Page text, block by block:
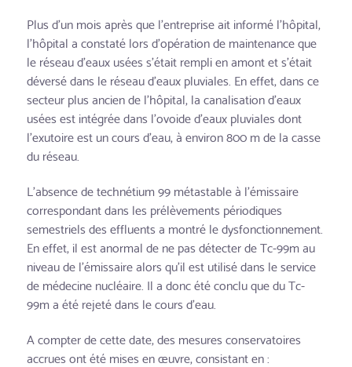
Plus d'un mois après que l'entreprise ait informé l'hôpital,
l'hôpital a constaté lors d'opération de maintenance que
le réseau d'eaux usées s'était rempli en amont et s'était
déversé dans le réseau d'eaux pluviales. En effet, dans ce
secteur plus ancien de l'hôpital, la canalisation d'eaux
usées est intégrée dans l'ovoïde d'eaux pluviales dont
l'exutoire est un cours d'eau, à environ 800 m de la casse
du réseau.
L'absence de technétium 99 métastable à l'émissaire
correspondant dans les prélèvements périodiques
semestriels des effluents a montré le dysfonctionnement.
En effet, il est anormal de ne pas détecter de Tc-99m au
niveau de l'émissaire alors qu'il est utilisé dans le service
de médecine nucléaire. Il a donc été conclu que du Tc-
99m a été rejeté dans le cours d'eau.
A compter de cette date, des mesures conservatoires
accrues ont été mises en œuvre, consistant en :